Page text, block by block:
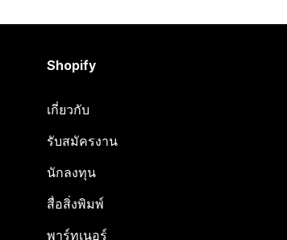
Shopify
เกี่ยวกับ
รับสมัครงาน
นักลงทุน
สื่อสิ่งพิมพ์
พาร์ทเนอร์